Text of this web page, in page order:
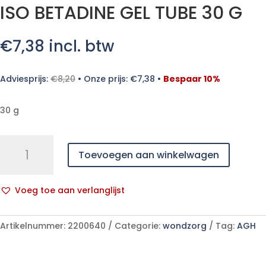
ISO BETADINE GEL TUBE 30 G
€7,38 incl. btw
Adviesprijs: €8,20 • Onze prijs: €7,38 • Bespaar 10%
30 g
BETADINE
30
aantal
Toevoegen aan winkelwagen
Voeg toe aan verlanglijst
l
t
Artikelnummer: 2200640 Categorie: wondzorg Tag: AGH